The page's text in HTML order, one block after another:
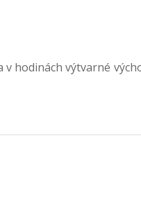
hodinách výtvarné